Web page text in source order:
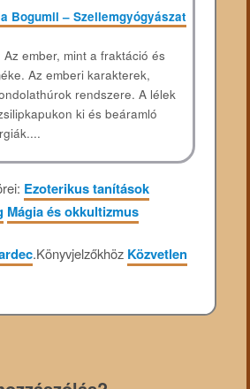
Bogumil – Szellemgyógyászat
Az ember, mint a fraktáció és
Az emberi karakterek,
rendszere. A lélek
ki és beáramló
Ezoterikus tanítások
Mágia és okkultizmus
.Könyvjelzőkhöz Közvetlen